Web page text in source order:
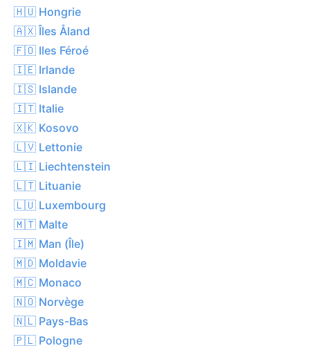
🇭🇺 Hongrie
🇦🇽 Îles Åland
🇫🇴 Iles Féroé
🇮🇪 Irlande
🇮🇸 Islande
🇮🇹 Italie
🇽🇰 Kosovo
🇱🇻 Lettonie
🇱🇮 Liechtenstein
🇱🇹 Lituanie
🇱🇺 Luxembourg
🇲🇹 Malte
🇮🇲 Man (Île)
🇲🇩 Moldavie
🇲🇨 Monaco
🇳🇴 Norvège
🇳🇱 Pays-Bas
🇵🇱 Pologne